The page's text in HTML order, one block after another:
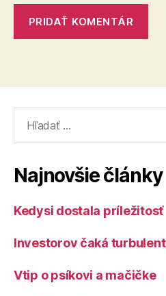
Najnovšie články
Kedysi dostala príležitosť
Investorov čaká
Vtip o psíkovi a mačičke